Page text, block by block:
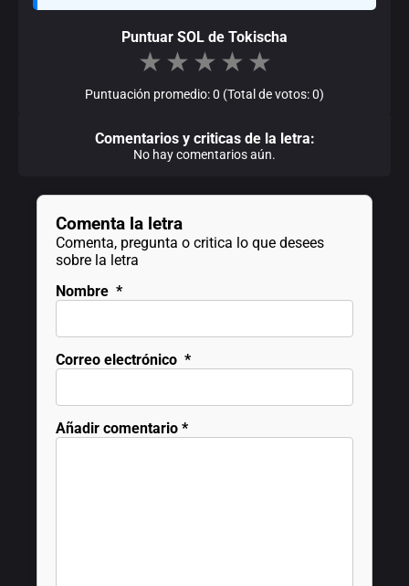
Puntuar SOL de Tokischa
★ ★ ★ ★ ★
Puntuación promedio: 0 (Total de votos: 0)
Comentarios y criticas de la letra:
No hay comentarios aún.
Comenta la letra
Comenta, pregunta o critica lo que desees
sobre la letra
Nombre *
Correo electrónico *
Añadir comentario *